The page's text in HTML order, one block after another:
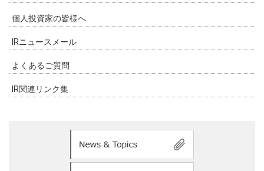
個人投資家の皆様へ
IRニュースメール
よくあるご質問
IR関連リンク集